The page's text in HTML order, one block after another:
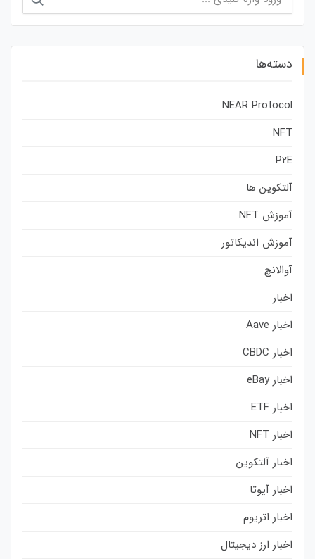
برای:
دسته‌ها
NEAR Protocol
NFT
P2E
آلتکوین ها
آموزش NFT
آموزش اندیکاتور
آوالانچ
اخبار
اخبار Aave
اخبار CBDC
اخبار eBay
اخبار ETF
اخبار NFT
اخبار آلتکوین
اخبار آیوتا
اخبار اتریوم
اخبار ارز دیجیتال